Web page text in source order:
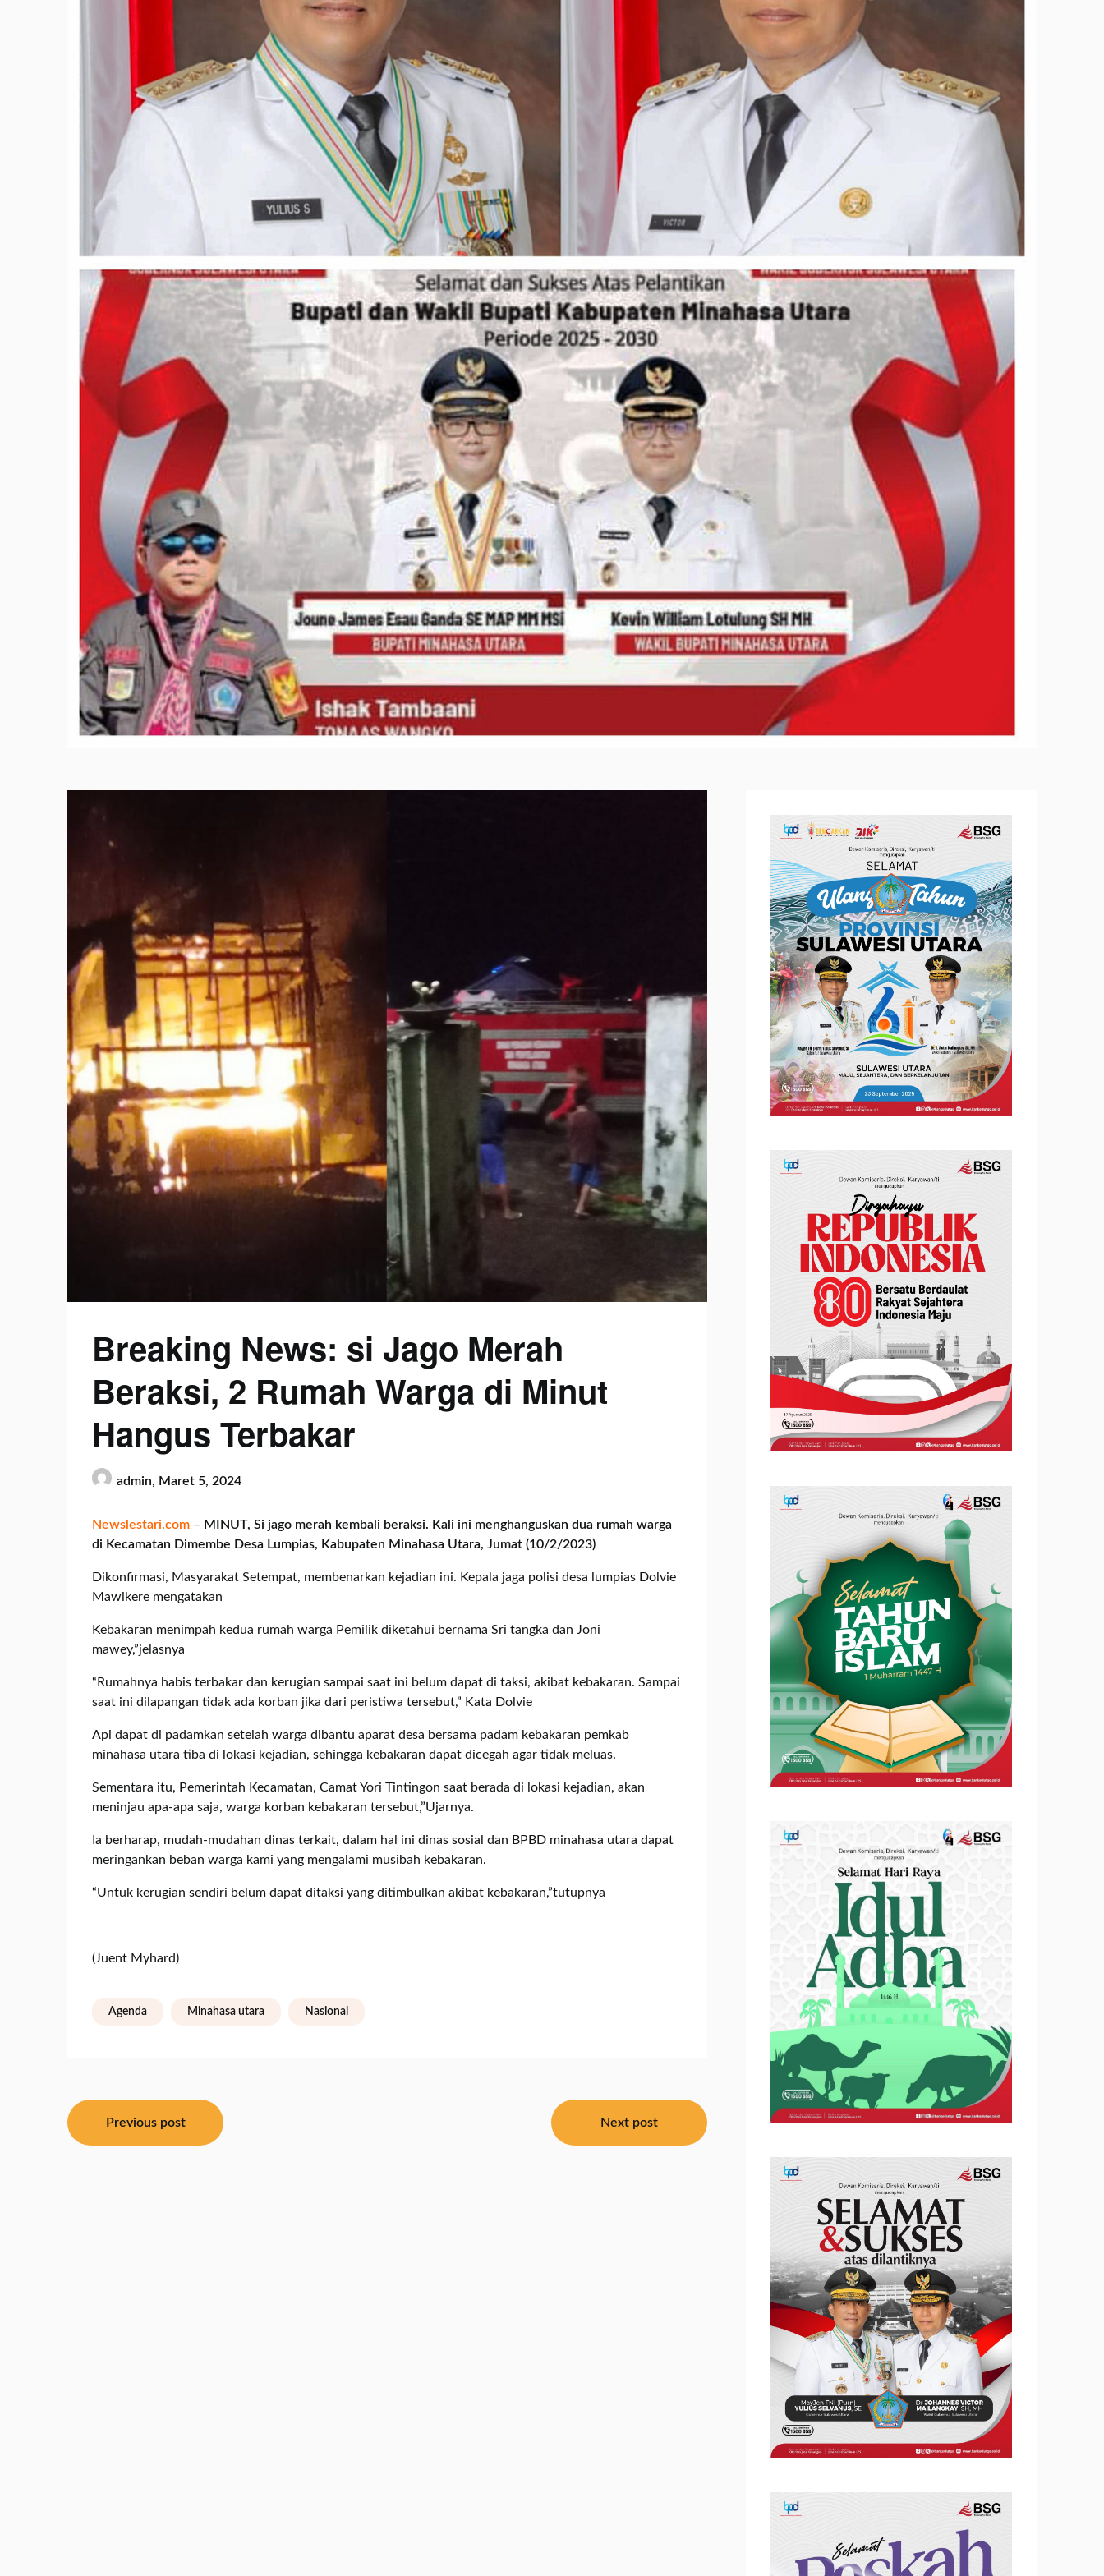
Breaking News: si Jago Merah
Beraksi, 2 Rumah Warga di Minut
Hangus Terbakar
admin, Maret 5, 2024
Newslestari.com – MINUT, Si jago merah kembali beraksi. Kali ini menghanguskan dua rumah warga
di Kecamatan Dimembe Desa Lumpias, Kabupaten Minahasa Utara, Jumat (10/2/2023)
Dikonfirmasi, Masyarakat Setempat, membenarkan kejadian ini. Kepala jaga polisi desa lumpias Dolvie
Mawikere mengatakan
Kebakaran menimpah kedua rumah warga Pemilik diketahui bernama Sri tangka dan Joni
mawey,”jelasnya
“Rumahnya habis terbakar dan kerugian sampai saat ini belum dapat di taksi, akibat kebakaran. Sampai
saat ini dilapangan tidak ada korban jika dari peristiwa tersebut,” Kata Dolvie
Api dapat di padamkan setelah warga dibantu aparat desa bersama padam kebakaran pemkab
minahasa utara tiba di lokasi kejadian, sehingga kebakaran dapat dicegah agar tidak meluas.
Sementara itu, Pemerintah Kecamatan, Camat Yori Tintingon saat berada di lokasi kejadian, akan
meninjau apa-apa saja, warga korban kebakaran tersebut,”Ujarnya.
Ia berharap, mudah-mudahan dinas terkait, dalam hal ini dinas sosial dan BPBD minahasa utara dapat
meringankan beban warga kami yang mengalami musibah kebakaran.
“Untuk kerugian sendiri belum dapat ditaksi yang ditimbulkan akibat kebakaran,”tutupnya
(Juent Myhard)
Agenda Minahasa utara Nasional
Navigasi
pos
Previous post Next post